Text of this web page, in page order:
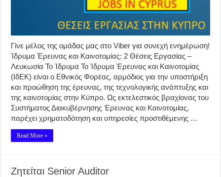
Γίνε μέλος της ομάδας μας στο Viber για συνεχή ενημέρωση!
Ίδρυμα Έρευνας και Καινοτομίας: 2 Θέσεις Εργασίας –
Λευκωσία Το Ίδρυμα Το Ίδρυμα Έρευνας και Καινοτομίας
(ΙδΕΚ) είναι ο Εθνικός Φορέας, αρμόδιος για την υποστήριξη
και προώθηση της έρευνας, της τεχνολογικής ανάπτυξης και
της καινοτομίας στην Κύπρο. Ως εκτελεστικός βραχίονας του
Συστήματος Διακυβέρνησης Έρευνας και Καινοτομίας,
παρέχει χρηματοδότηση και υπηρεσίες προστιθέμενης …
Read More »
Ζητείται Senior Auditor